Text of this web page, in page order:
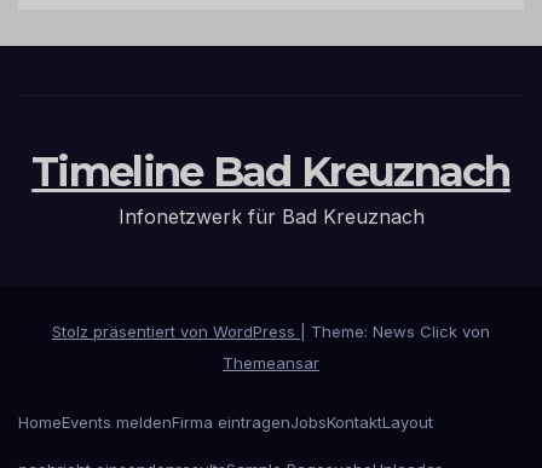
Timeline Bad Kreuznach
Infonetzwerk für Bad Kreuznach
Stolz präsentiert von WordPress
Theme: News Click von
Themeansar
HomeEvents meldenFirma eintragenJobsKontaktLayout